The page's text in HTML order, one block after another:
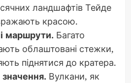
ландшафтів Тейде
красою.
маршрути. Багато
облаштовані стежки,
піднятися до кратера.
Вулкани, як